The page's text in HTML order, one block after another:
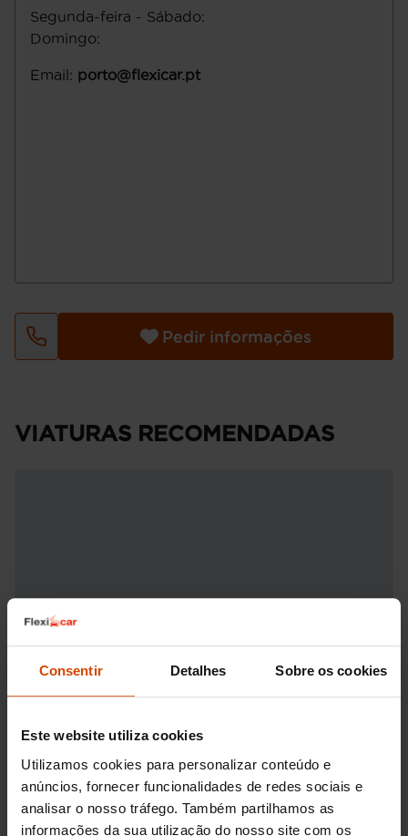
Consentir Detalhes Sobre os cookies
Este website utiliza cookies
Utilizamos cookies para personalizar conteúdo e
anúncios, fornecer funcionalidades de redes sociais e
analisar o nosso tráfego. Também partilhamos as
informações da sua utilização do nosso site com os
Segunda-feira - Sábado:
Domingo:
Email: porto@flexicar.pt
Pedir informações
VIATURAS RECOMENDADAS